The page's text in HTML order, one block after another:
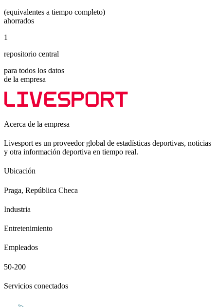
(equivalentes a tiempo completo)
ahorrados
1
repositorio central
para todos los datos
de la empresa
Acerca de la empresa
Livesport es un proveedor global de estadísticas deportivas, noticias
y otra información deportiva en tiempo real.
Ubicación
Praga, República Checa
Industria
Entretenimiento
Empleados
50-200
Servicios conectados